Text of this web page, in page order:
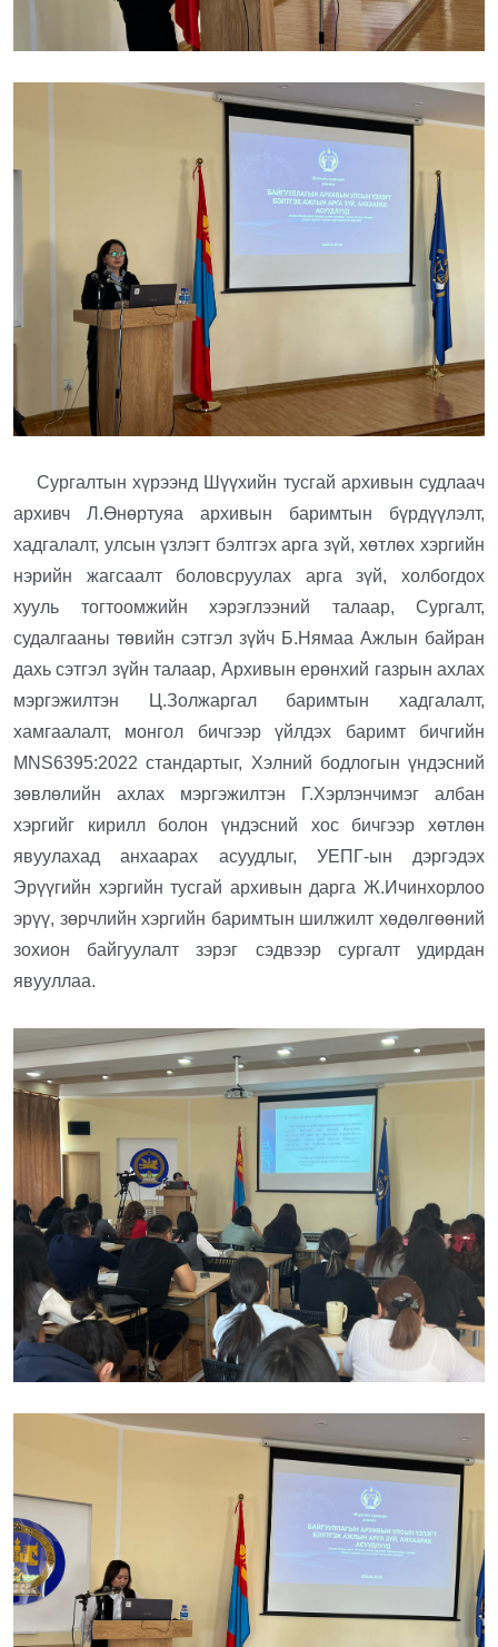
Сургалтын хүрээнд Шүүхийн тусгай архивын судлаач
архивч Л.Өнөртуяа архивын баримтын бүрдүүлэлт,
хадгалалт, улсын үзлэгт бэлтгэх арга зүй, хөтлөх хэргийн
нэрийн жагсаалт боловсруулах арга зүй, холбогдох
хууль тогтоомжийн хэрэглээний талаар, Сургалт,
судалгааны төвийн сэтгэл зүйч Б.Нямаа Ажлын байран
дахь сэтгэл зүйн талаар, Архивын ерөнхий газрын ахлах
мэргэжилтэн Ц.Золжаргал баримтын хадгалалт,
хамгаалалт, монгол бичгээр үйлдэх баримт бичгийн
MNS6395:2022 стандартыг, Хэлний бодлогын үндэсний
зөвлөлийн ахлах мэргэжилтэн Г.Хэрлэнчимэг албан
хэргийг кирилл болон үндэсний хос бичгээр хөтлөн
явуулахад анхаарах асуудлыг, УЕПГ-ын дэргэдэх
Эрүүгийн хэргийн тусгай архивын дарга Ж.Ичинхорлоо
эрүү, зөрчлийн хэргийн баримтын шилжилт хөдөлгөөний
зохион байгуулалт зэрэг сэдвээр сургалт удирдан
явууллаа.